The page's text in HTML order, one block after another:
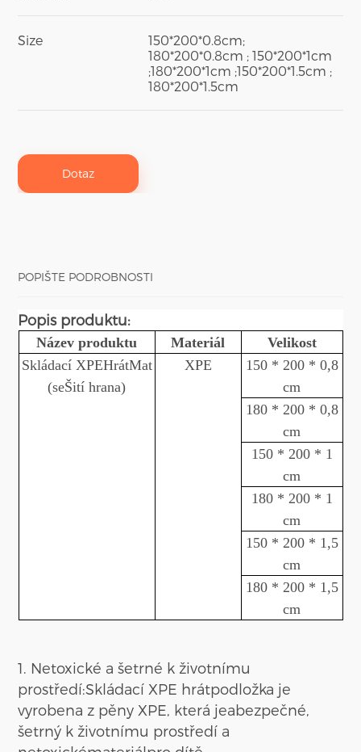
Size
150*200*0.8cm;
180*200*0.8cm ; 150*200*1cm
;180*200*1cm ;150*200*1.5cm ;
180*200*1.5cm
Dotaz
POPIŠTE PODROBNOSTI
Popis produktu:
Název produktu Materiál
Velikost
Skládací XPEHrátMat
(seŠití hrana)
XPE
150 * 200 * 0,8
cm
180 * 200 * 0,8
cm
150 * 200 * 1
cm
180 * 200 * 1
cm
1 50 * 200 * 1,5
cm
180 * 200 * 1,5
cm
1. Netoxické a šetrné k životnímu
prostředí:Skládací XPE hrátpodložka je
vyrobena z pěny XPE, která jeabezpečné
šetrný k životnímu prostředí a